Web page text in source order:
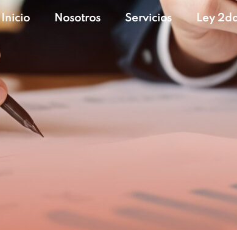
Inicio Nosotros Servicios Ley